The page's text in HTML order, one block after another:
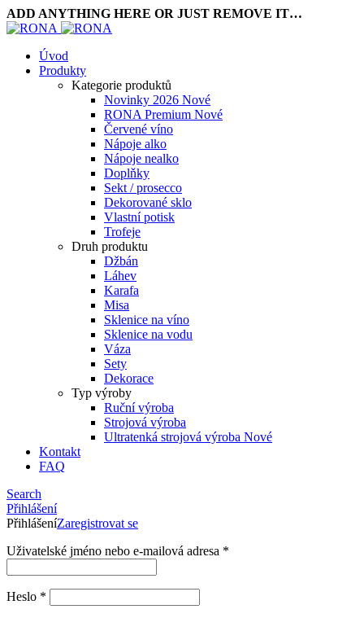
ADD ANYTHING HERE OR JUST REMOVE IT…
Úvod
Produkty
Kategorie produktů
Novinky 2026 Nové
RONA Premium Nové
Červené víno
Nápoje alko
Nápoje nealko
Doplňky
Sekt / prosecco
Dekorované sklo
Vlastní potisk
Trofeje
Druh produktu
Džbán
Láhev
Karafa
Misa
Sklenice na víno
Sklenice na vodu
Váza
Sety
Dekorace
Typ výroby
Ruční výroba
Strojová výroba
Ultratenká strojová výroba Nové
Kontakt
FAQ
Search
Přihlášení
PřihlášeníZaregistrovat se
Uživatelské jméno nebo e-mailová adresa *
Heslo *